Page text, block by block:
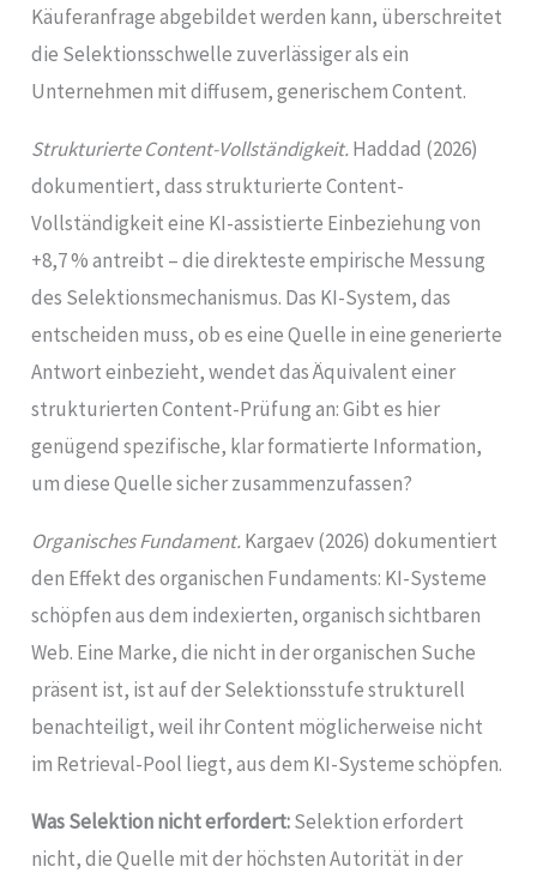
Käuferanfrage abgebildet werden kann, überschreitet
die Selektionsschwelle zuverlässiger als ein
Unternehmen mit diffusem, generischem Content.
Strukturierte Content-Vollständigkeit.Haddad (2026)
dokumentiert, dass strukturierte Content-
Vollständigkeit eine KI-assistierte Einbeziehung von
+8,7 % antreibt – die direkteste empirische Messung
des Selektionsmechanismus. Das KI-System, das
entscheiden muss, ob es eine Quelle in eine generierte
Antwort einbezieht, wendet das Äquivalent einer
strukturierten Content-Prüfung an: Gibt es hier
genügend spezifische, klar formatierte Information,
um diese Quelle sicher zusammenzufassen?
Organisches Fundament.Kargaev (2026) dokumentiert
den Effekt des organischen Fundaments: KI-Systeme
schöpfen aus dem indexierten, organisch sichtbaren
Web. Eine Marke, die nicht in der organischen Suche
präsent ist, ist auf der Selektionsstufe strukturell
benachteiligt, weil ihr Content möglicherweise nicht
im Retrieval-Pool liegt, aus dem KI-Systeme schöpfen.
Was Selektion nicht erfordert:Selektion erfordert
nicht, die Quelle mit der höchsten Autorität in der